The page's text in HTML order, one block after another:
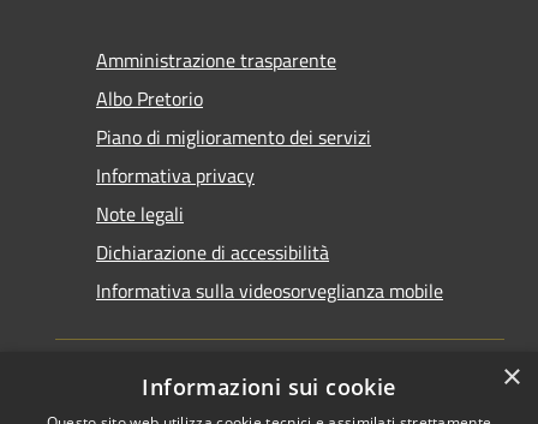
Amministrazione trasparente
Albo Pretorio
Piano di miglioramento dei servizi
Informativa privacy
Note legali
Dichiarazione di accessibilità
Informativa sulla videosorveglianza mobile
×
Informazioni sui cookie